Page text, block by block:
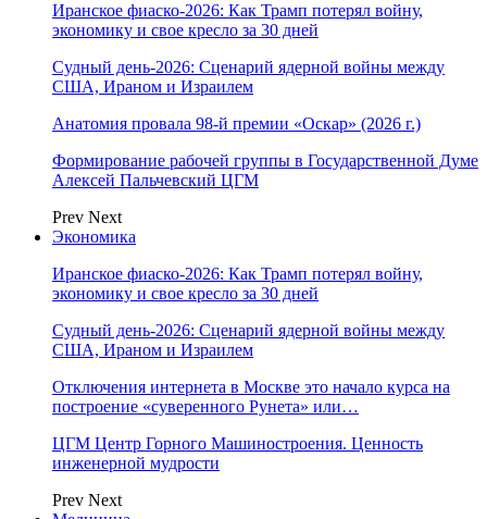
Иранское фиаско-2026: Как Трамп потерял войну,
экономику и свое кресло за 30 дней
Судный день-2026: Сценарий ядерной войны между
США, Ираном и Израилем
Анатомия провала 98-й премии «Оскар» (2026 г.)
Формирование рабочей группы в Государственной Думе
Алексей Пальчевский ЦГМ
Prev Next
Экономика
Иранское фиаско-2026: Как Трамп потерял войну,
экономику и свое кресло за 30 дней
Судный день-2026: Сценарий ядерной войны между
США, Ираном и Израилем
Отключения интернета в Москве это начало курса на
построение «суверенного Рунета» или…
ЦГМ Центр Горного Машиностроения. Ценность
инженерной мудрости
Prev Next